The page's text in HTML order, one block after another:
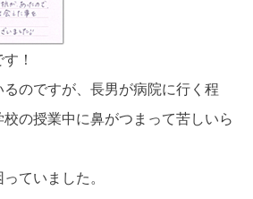
！
のですが、長男が病院に行く程
の授業中に鼻がつまって苦しいら
ていました。